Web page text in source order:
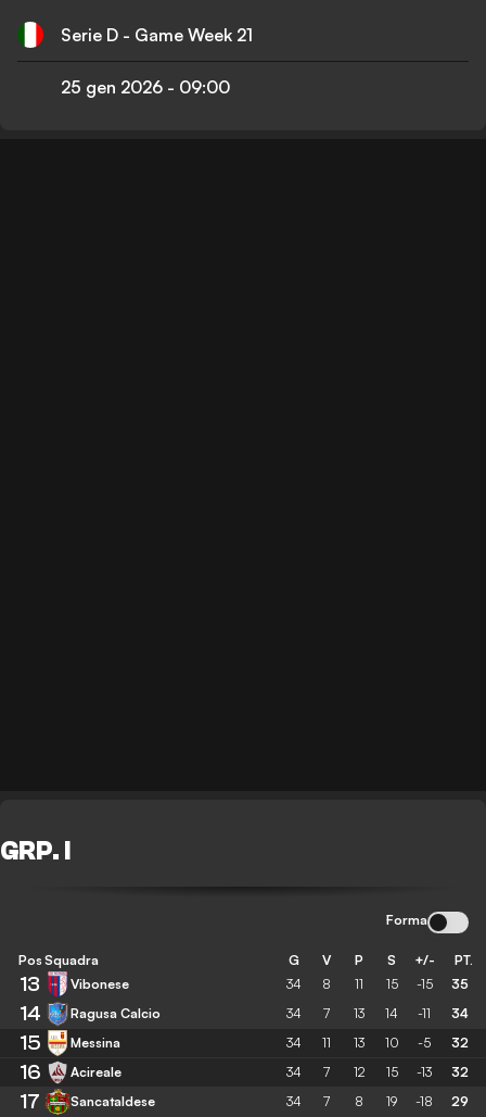
Serie D - Game Week 21
25 gen 2026 - 09:00
GRP. I
Forma
Pos Squadra G V P S +/- PT.
13 Vibonese 34 8 11 15 -15 35
14 Ragusa Calcio 34 7 13 14 -11 34
15 Messina 34 11 13 10 -5 32
16 Acireale 34 7 12 15 -13 32
17 Sancataldese 34 7 8 19 -18 29